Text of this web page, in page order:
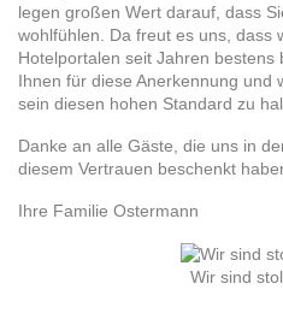
legen großen Wert darauf, dass
wohlfühlen. Da freut es uns, dass
Hotelportalen seit Jahren bestens
Ihnen für diese Anerkennung und
sein diesen hohen Standard zu
Danke an alle Gäste, die uns in
diesem Vertrauen beschenkt
Ihre Familie Ostermann
Wir sind